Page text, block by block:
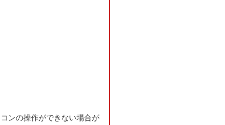
ンの操作ができない場合が